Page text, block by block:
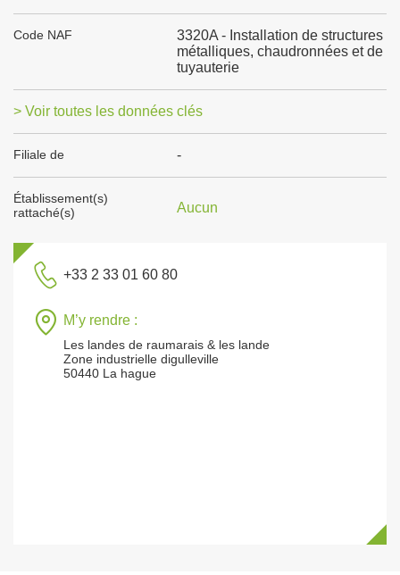
Code NAF
3320A - Installation de structures
métalliques, chaudronnées et de
tuyauterie
> Voir toutes les données clés
Filiale de -
Établissement(s)
rattaché(s)
Aucun
+33 2 33 01 60 80
M’y rendre :
Les landes de raumarais & les lande
Zone industrielle digulleville
50440 La hague